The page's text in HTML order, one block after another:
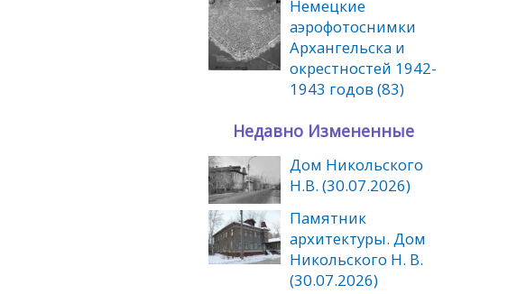
Немецкие
аэрофотоснимки
Архангельска и
окрестностей 1942-
1943 годов (83)
Недавно Измененные
Дом Никольского
Н.В. (30.07.2026)
Памятник
архитектуры. Дом
Никольского Н. В.
(30.07.2026)